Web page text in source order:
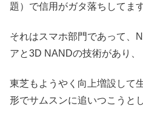
題）で信用がガタ落ちしてます
それはスマホ部門であって、
アと3D NANDの技術があり、
東芝もようやく向上増設して
形でサムスンに追いつこうと